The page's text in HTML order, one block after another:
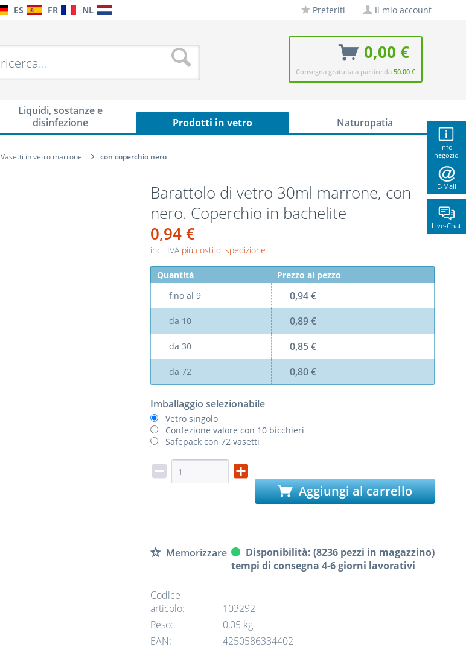
Info
negozio
E-Mail
Live-Chat
ES FR NL Preferiti Il mio account
0,00 €
Consegna gratuita a partire da 50.00 €
Liquidi, sostanze e
disinfezione
Prodotti in vetro Naturopatia
Vasetti in vetro marrone con coperchio nero
Barattolo di vetro 30ml marrone, con
nero. Coperchio in bachelite
0,94 €
incl. IVA più costi di spedizione
Quantità
Prezzo al pezzo
fino al 9 0,94 €
da 10 0,89 €
da 30 0,85 €
da 72 0,80 €
Imballaggio selezionabile
Vetro singolo
Confezione valore con 10 bicchieri
Safepack con 72 vasetti
Aggiungi al carrello
Memorizzare
Disponibilità: (8236 pezzi in magazzino)
tempi di consegna 4-6 giorni lavorativi
Codice
articolo:
103292
Peso:
0,05 kg
EAN:
4250586334402